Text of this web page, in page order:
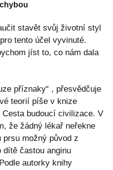
stavět svůj životní styl
tento účel vyvinuté.
jíst to, co nám dala
příznaky“ , přesvědčuje
teorií píše v knize
budoucí civilizace. V
že žádný lékař neřekne
prsu možný původ z
dítě častou anginu
autorky knihy